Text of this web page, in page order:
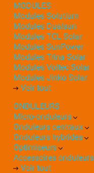
MODULES
Modules Solutium
Modules Dualsun
Modules TCL Solar
Modules SunPower
Modules Trina Solar
Modules Voltec Solar
Modules Jinko Solar
Voir tout
ONDULEURS
Micro-onduleurs
Onduleurs centraux
Onduleurs hybrides
Optimiseurs
Accessoires onduleurs
Voir tout